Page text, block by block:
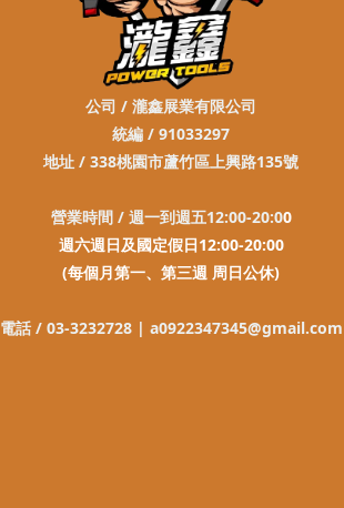
公司 / 瀧鑫展業有限公司
統編 / 91033297
地址 / 338桃園市蘆竹區上興路135號
營業時間 / 週一到週五12:00-20:00
週六週日及國定假日12:00-20:00
(每個月第一、第三週 周日公休)
電話 / 03-3232728 | a0922347345@gmail.com